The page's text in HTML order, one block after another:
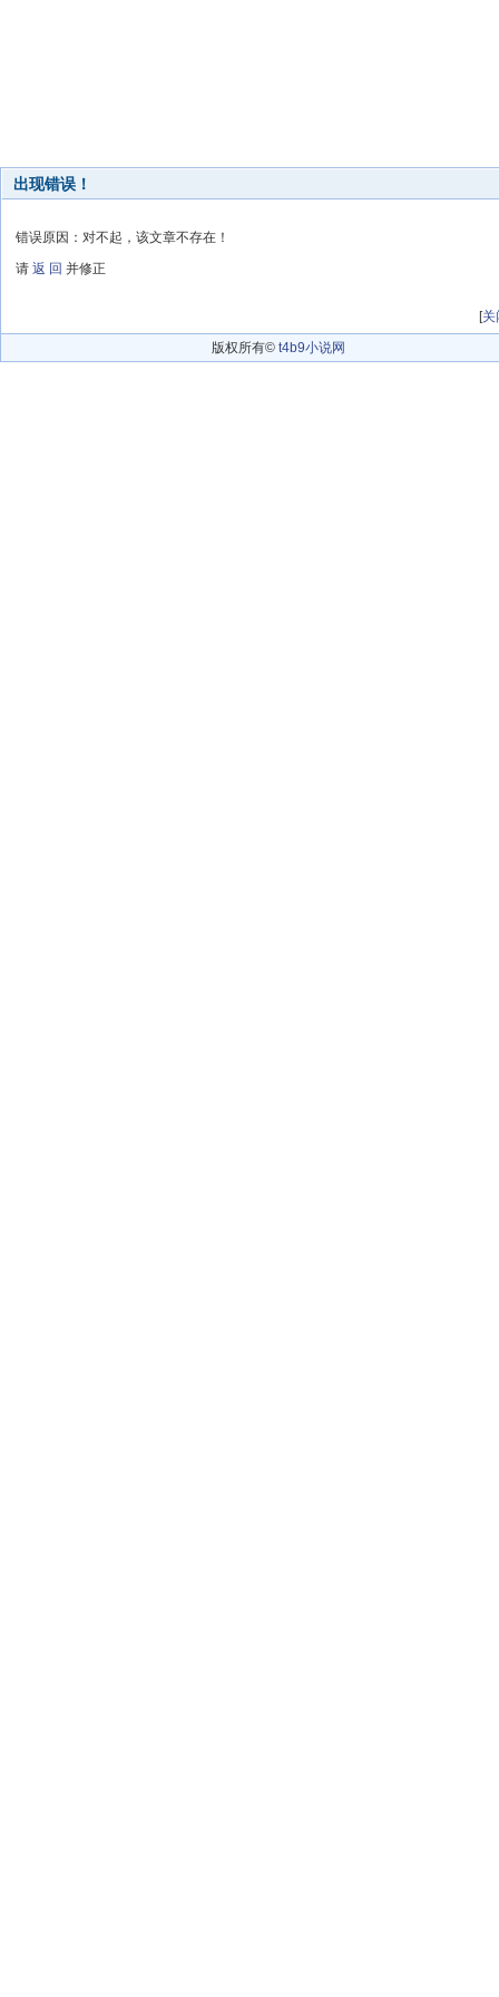
出现错误！
错误原因：对不起，该文章不存在！
请 返 回 并修正
[关
版权所有© t4b9小说网